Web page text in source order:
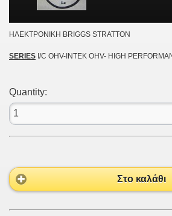
ΗΛΕΚΤΡΟΝΙΚΗ BRIGGS STRATTON
SERIES I/C OHV-INTEK OHV- HIGH
Quantity:
Στο καλάθι